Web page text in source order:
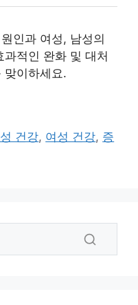
인과 여성, 남성의
적인 완화 및 대처
맞이하세요.
건강, 여성 건강, 증